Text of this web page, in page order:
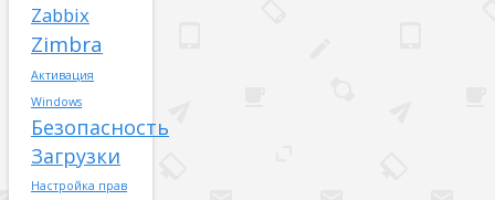
Zabbix
Zimbra
Активация
Windows
Безопасность
Загрузки
Настройка прав